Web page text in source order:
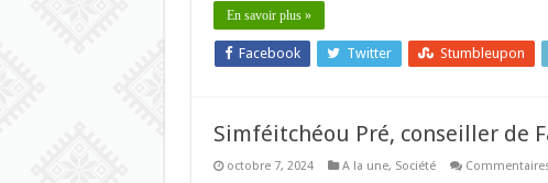
En savoir plus »
Facebook Twitter Stumbleupon
Simféitchéou Pré, conseiller de
octobre 7, 2024 A la une, Société